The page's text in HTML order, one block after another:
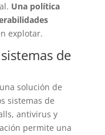
Una política
explotar.
de
solución de
sistemas de
antivirus y
permite una